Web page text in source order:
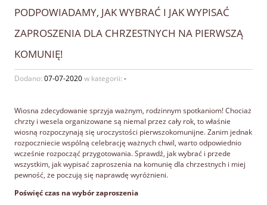
PODPOWIADAMY, JAK WYBRAĆ I JAK WYPISAĆ
ZAPROSZENIA DLA CHRZESTNYCH NA PIERWSZĄ
KOMUNIĘ!
Dodano: 07-07-2020w kategorii: -
Wiosna zdecydowanie sprzyja ważnym, rodzinnym spotkaniom! Chociaż
chrzty i wesela organizowane są niemal przez cały rok, to właśnie
wiosną rozpoczynają się uroczystości pierwszokomunijne. Zanim jednak
rozpoczniecie wspólną celebrację ważnych chwil, warto odpowiednio
wcześnie rozpocząć przygotowania. Sprawdź, jak wybrać i przede
wszystkim, jak wypisać zaproszenia na komunię dla chrzestnych i miej
pewność, że poczują się naprawdę wyróżnieni.
Poświęć czas na wybór zaproszenia